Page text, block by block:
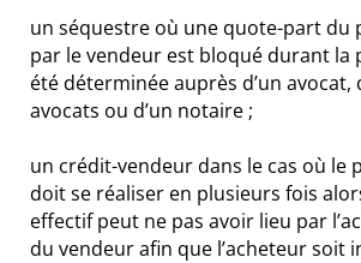
un séquestre où une quote-part du
par le vendeur est bloqué durant la
été déterminée auprès d’un avocat,
avocats ou d’un notaire ;
un crédit-vendeur dans le cas où le
doit se réaliser en plusieurs fois
effectif peut ne pas avoir lieu par
du vendeur afin que l’acheteur soit